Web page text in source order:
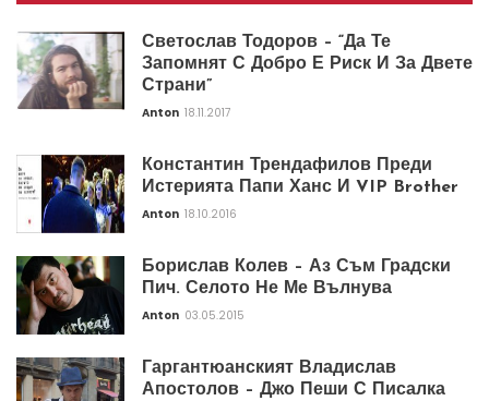
Светослав Тодоров – “Да Те
Запомнят С Добро Е Риск И За Двете
Страни”
Anton 18.11.2017
Константин Трендафилов Преди
Истерията Папи Ханс И VIP Brother
Anton 18.10.2016
Борислав Колев – Аз Съм Градски
Пич. Селото Не Ме Вълнува
Anton 03.05.2015
Гаргантюанският Владислав
Апостолов – Джо Пеши С Писалка